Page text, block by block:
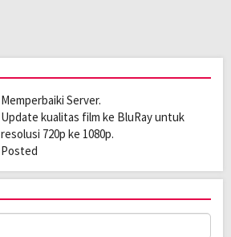
Memperbaiki Server.
Update kualitas film ke BluRay untuk
resolusi 720p ke 1080p.
Posted